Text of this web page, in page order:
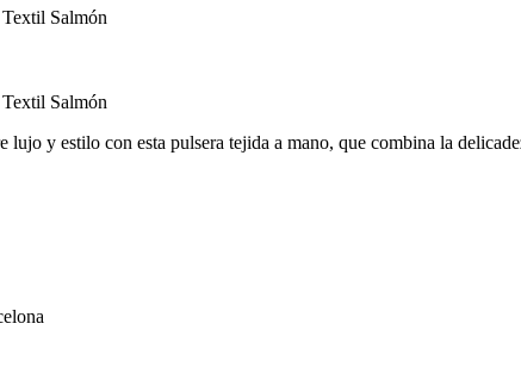
Salmón
Salmón
lujo y estilo con esta pulsera tejida a mano, que combina la